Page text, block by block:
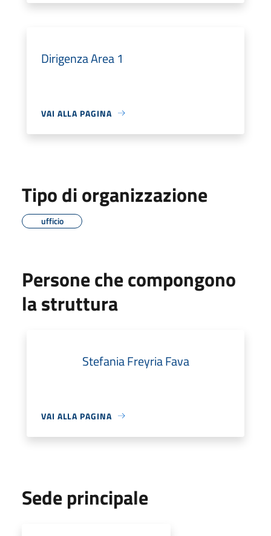
Dirigenza Area 1
VAI ALLA PAGINA
Tipo di organizzazione
ufficio
Persone che compongono
la struttura
Stefania Freyria Fava
VAI ALLA PAGINA
Sede principale